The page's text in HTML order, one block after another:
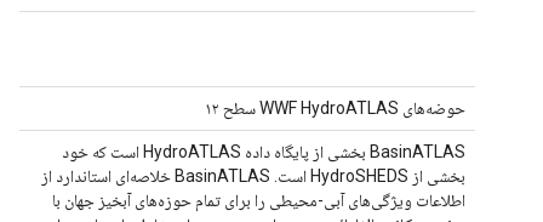
حوضه‌های WWF HydroATLAS سطح ۱۲
BasinATLAS بخشی از پایگاه داده HydroATLAS است که خود
بخشی از HydroSHEDS است. BasinATLAS خلاصه‌ای استاندارد از
اطلاعات ویژگی‌های آبی-محیطی را برای تمام حوزه‌های آبخیز جهان با